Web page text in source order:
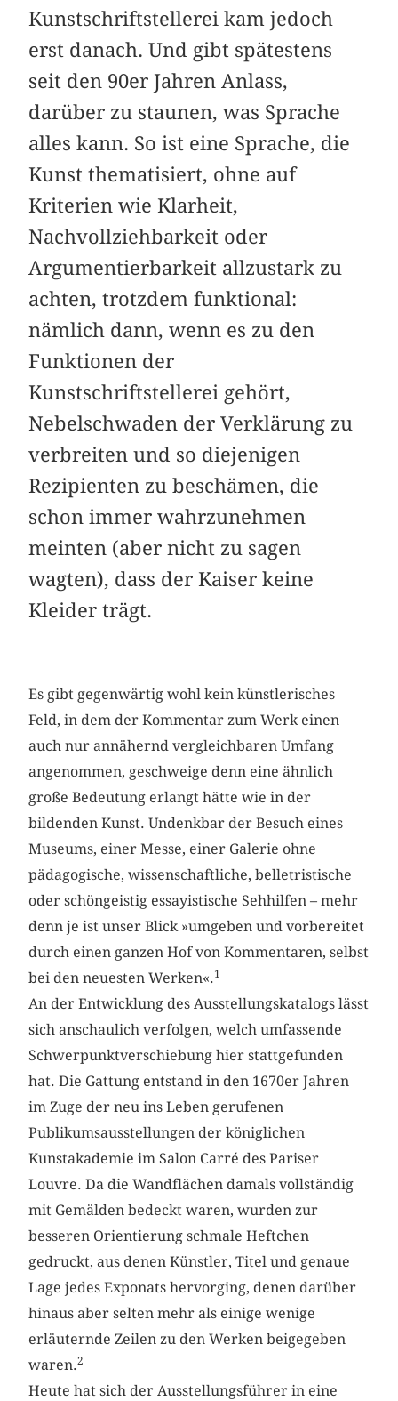
Kunstschriftstellerei kam jedoch
erst danach. Und gibt spätestens
seit den 90er Jahren Anlass,
darüber zu staunen, was Sprache
alles kann. So ist eine Sprache, die
Kunst thematisiert, ohne auf
Kriterien wie Klarheit,
Nachvollziehbarkeit oder
Argumentierbarkeit allzustark zu
achten, trotzdem funktional:
nämlich dann, wenn es zu den
Funktionen der
Kunstschriftstellerei gehört,
Nebelschwaden der Verklärung zu
verbreiten und so diejenigen
Rezipienten zu beschämen, die
schon immer wahrzunehmen
meinten (aber nicht zu sagen
wagten), dass der Kaiser keine
Kleider trägt.
Es gibt gegenwärtig wohl kein künstlerisches
Feld, in dem der Kommentar zum Werk einen
auch nur annähernd vergleichbaren Umfang
angenommen, geschweige denn eine ähnlich
große Bedeutung erlangt hätte wie in der
bildenden Kunst. Undenkbar der Besuch eines
Museums, einer Messe, einer Galerie ohne
pädagogische, wissenschaftliche, belletristische
oder schöngeistig essayistische Seh­hilfen – mehr
denn je ist unser Blick »umgeben und vorbereitet
durch einen ganzen Hof von Kommentaren, selbst
bei den neuesten Werken«.1
An der Entwicklung des Ausstellungskatalogs lässt
sich anschaulich verfolgen, welch umfassende
Schwerpunktverschiebung hier stattgefunden
hat. Die Gattung entstand in den 1670er Jahren
im Zuge der neu ins Leben gerufenen
Publikumsausstellungen der königlichen
Kunstakademie im Salon Carré des Pariser
Louvre. Da die Wandflächen damals vollständig
mit Gemälden bedeckt waren, wurden zur
besseren Orientierung schmale Heftchen
gedruckt, aus denen Künstler, Titel und genaue
Lage jedes Exponats hervorging, denen darüber
hinaus aber selten mehr als einige wenige
erläuternde Zeilen zu den Werken beigegeben
waren.2
Heute hat sich der Ausstellungsführer in eine